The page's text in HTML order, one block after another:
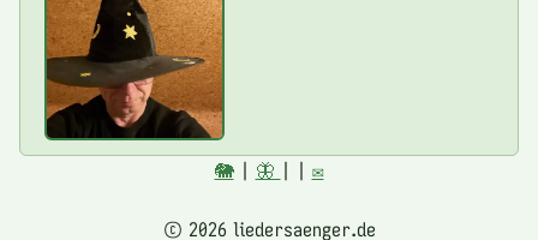
🐘| 🦋 | | ✉️
© 2026 liedersaenger.de